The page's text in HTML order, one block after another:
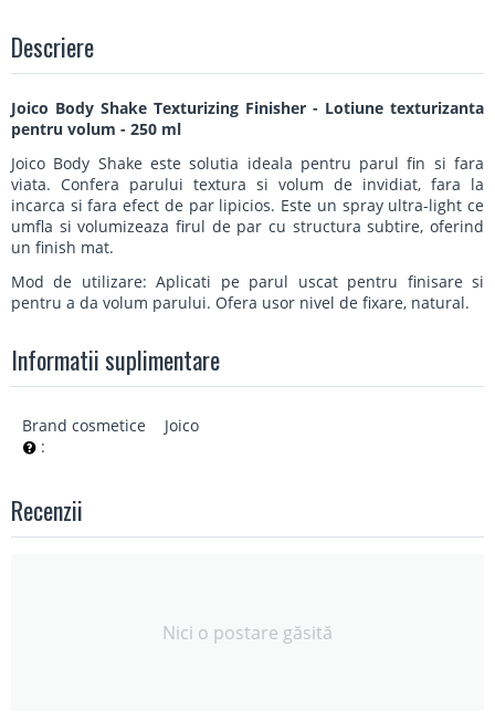
Descriere
Joico Body Shake Texturizing Finisher - Lotiune texturizanta
pentru volum - 250 ml
Joico Body Shake este solutia ideala pentru parul fin si fara
viata. Confera parului textura si volum de invidiat, fara la
incarca si fara efect de par lipicios. Este un spray ultra-light ce
umfla si volumizeaza firul de par cu structura subtire, oferind
un finish mat.
Mod de utilizare: Aplicati pe parul uscat pentru finisare si
pentru a da volum parului. Ofera usor nivel de fixare, natural.
Informatii suplimentare
Brand cosmetice
:
Joico
Recenzii
Nici o postare găsită